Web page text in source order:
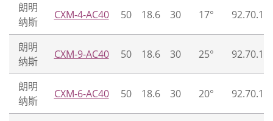
朗明
纳斯
CXM-4-AC40 50 18.6 30 17°
朗明
纳斯
CXM-9-AC40 50 18.6 30 25°
朗明
纳斯
CXM-6-AC40 50 18.6 30 20°